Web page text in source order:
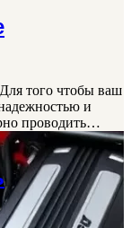
того чтобы ваш
и
проводить…